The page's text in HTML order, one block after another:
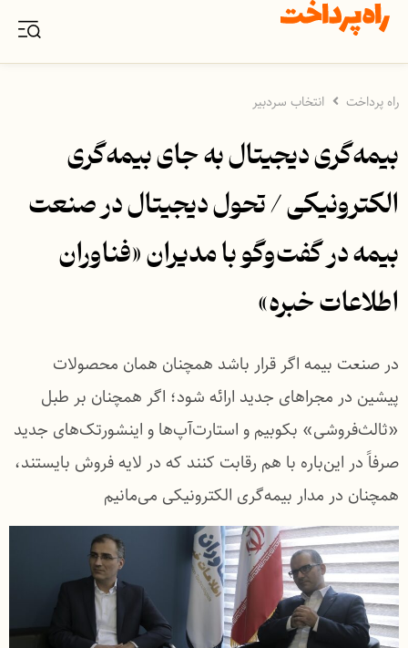
راه پرداخت انتخاب سردبیر
بیمه‌گری دیجیتال به ‌جای بیمه‌گری
الکترونیکی / تحول دیجیتال در صنعت
بیمه در گفت‌وگو با مدیران «فناوران
اطلاعات خبره»
در صنعت بیمه اگر قرار باشد همچنان همان محصولات
پیشین در مجراهای جدید ارائه شود؛ اگر همچنان بر طبل
«ثالث‌فروشی» بکوبیم و استارت‌آپ‌ها و اینشورتک‌های جدید
صرفاً در این‌باره با هم رقابت کنند که در لایه فروش بایستند،
همچنان در مدار بیمه‌گری الکترونیکی می‌مانیم